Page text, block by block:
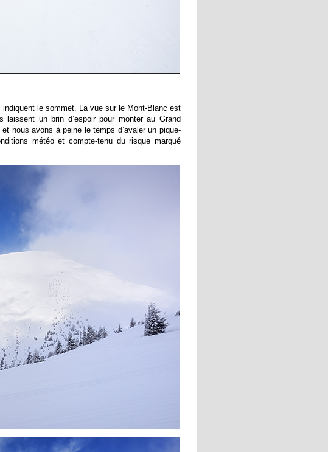
le sommet. La vue sur le Mont-Blanc est
laissent un brin d’espoir pour monter au Grand
nous avons à peine le temps d’avaler un pique-
météo et compte-tenu du risque marqué